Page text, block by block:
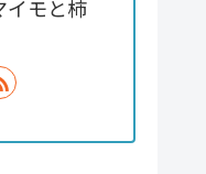
イモと柿